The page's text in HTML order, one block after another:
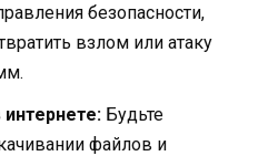
безопасности,
взлом или атаку
Будьте
файлов и